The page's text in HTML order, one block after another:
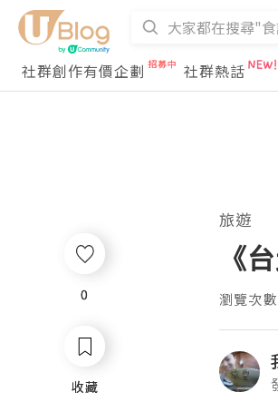
社群創作有價企劃
社群熱話
0
收藏
旅遊
《
瀏覽次
0
收藏